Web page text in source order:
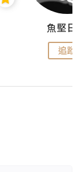
魚堅日
追蹤